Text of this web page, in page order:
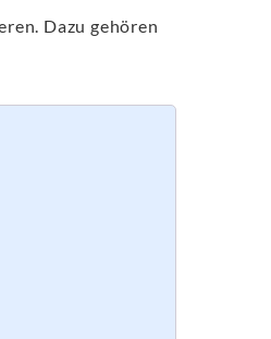
Dazu gehören